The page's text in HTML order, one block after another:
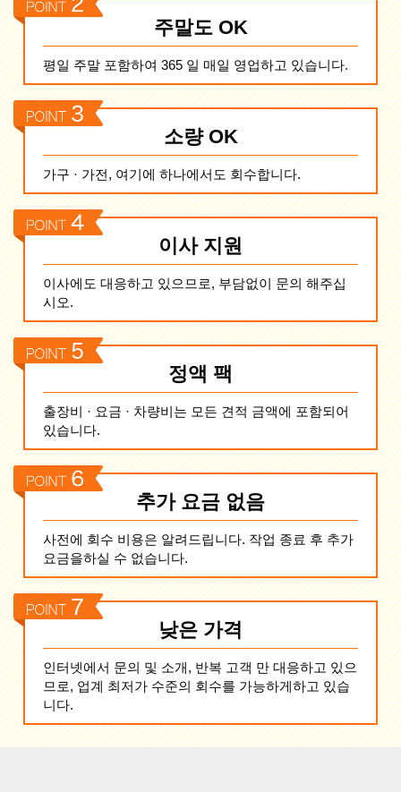
주말도 OK
평일 주말 포함하여 365 일 매일 영업하고 있습니다.
소량 OK
가구 · 가전, 여기에 하나에서도 회수합니다.
이사 지원
이사에도 대응하고 있으므로, 부담없이 문의 해주십
시오.
정액 팩
출장비 · 요금 · 차량비는 모든 견적 금액에 포함되어
있습니다.
추가 요금 없음
사전에 회수 비용은 알려드립니다. 작업 종료 후 추가
요금을하실 수 없습니다.
낮은 가격
인터넷에서 문의 및 소개, 반복 고객 만 대응하고 있으
므로, 업계 최저가 수준의 회수를 가능하게하고 있습
니다.